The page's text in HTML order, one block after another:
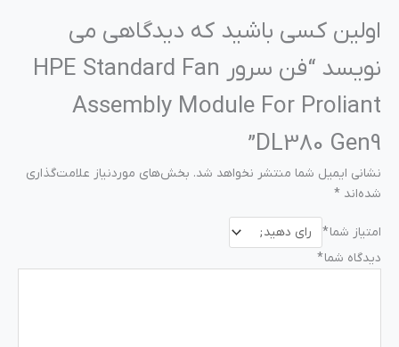
اولین کسی باشید که دیدگاهی می
نویسد “فن سرور HPE Standard Fan
Assembly Module For Proliant
DL380 Gen9”
نشانی ایمیل شما منتشر نخواهد شد. بخش‌های موردنیاز علامت‌گذاری
شده‌اند *
امتیاز شما*
دیدگاه شما*